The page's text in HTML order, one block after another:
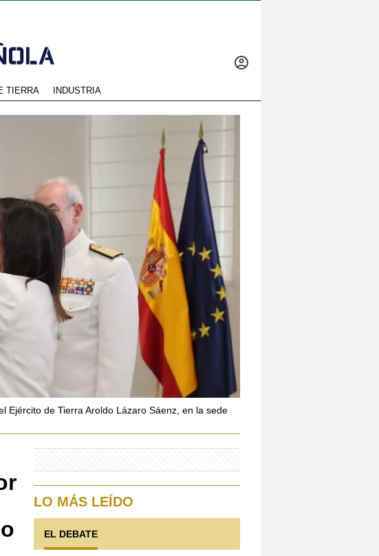
TIERRA INDUSTRIA
Ejército de Tierra Aroldo Lázaro Sáenz, en la sede
LO MÁS LEÍDO
EL DEBATE